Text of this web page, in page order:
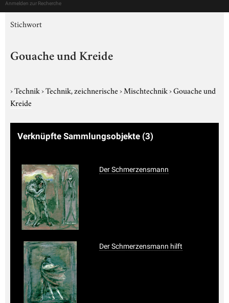
Anmelden zur Recherche
Stichwort
Gouache und Kreide
›Technik›Technik, zeichnerische›Mischtechnik›Gouache und
Kreide
Verknüpfte Sammlungsobjekte (3)
Der Schmerzensmann
Der Schmerzensmann hilft